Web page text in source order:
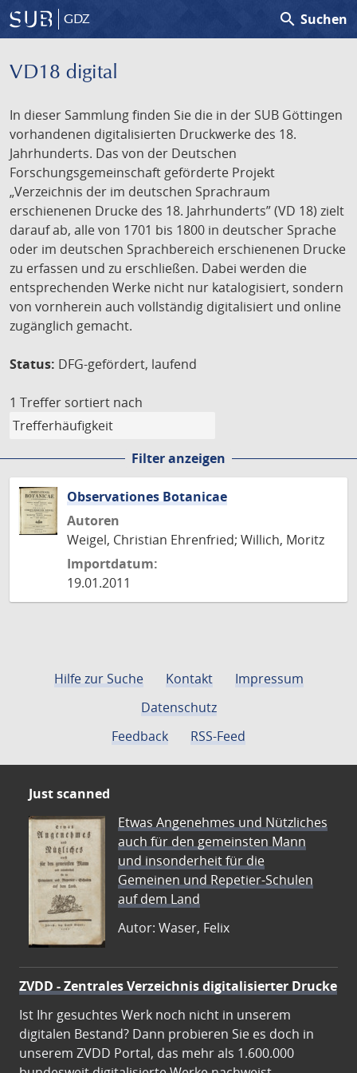
GDZ search Suchen
VD18 digital
In dieser Sammlung finden Sie die in der SUB Göttingen
vorhandenen digitalisierten Druckwerke des 18.
Jahrhunderts. Das von der Deutschen
Forschungsgemeinschaft geförderte Projekt
„Verzeichnis der im deutschen Sprachraum
erschienenen Drucke des 18. Jahrhunderts” (VD 18) zielt
darauf ab, alle von 1701 bis 1800 in deutscher Sprache
oder im deutschen Sprachbereich erschienenen Drucke
zu erfassen und zu erschließen. Dabei werden die
entsprechenden Werke nicht nur katalogisiert, sondern
von vornherein auch vollständig digitalisiert und online
zugänglich gemacht.
Status: DFG-gefördert, laufend
1 Treffer sortiert nach
Filter anzeigen
Observationes Botanicae
Autoren
Weigel, Christian Ehrenfried; Willich, Moritz
Importdatum:
19.01.2011
Hilfe zur Suche Kontakt
Impressum
Datenschutz
Feedback
RSS-Feed
Just scanned
Etwas Angenehmes und Nützliches
auch für den gemeinsten Mann
und insonderheit für die
Gemeinen und Repetier-Schulen
auf dem Land
Autor: Waser, Felix
ZVDD - Zentrales Verzeichnis digitalisierter Drucke
Ist Ihr gesuchtes Werk noch nicht in unserem
digitalen Bestand? Dann probieren Sie es doch in
unserem ZVDD Portal, das mehr als 1.600.000